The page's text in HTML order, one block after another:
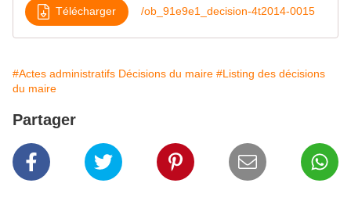
Télécharger /ob_91e9e1_decision-4t2014-0015
#Actes administratifs Décisions du maire #Listing des décisions
du maire
Partager